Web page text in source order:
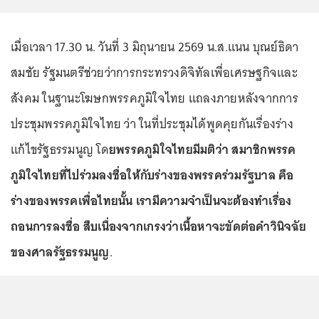
เมื่อเวลา 17.30 น. วันที่ 3 มิถุนายน 2569 น.ส.แนน บุณย์ธิดา
สมชัย รัฐมนตรีช่วยว่าการกระทรวงดิจิทัลเพื่อเศรษฐกิจและ
สังคม ในฐานะโฆษกพรรคภูมิใจไทย แถลงภายหลังจากการ
ประชุมพรรคภูมิใจไทย ว่า ในที่ประชุมได้พูดคุยกันเรื่องร่าง
แก้ไขรัฐธรรมนูญ โดยพรรคภูมิใจไทยมีมติว่า สมาชิกพรรค
ภูมิใจไทยที่ไปร่วมลงชื่อให้กับร่างของพรรคร่วมรัฐบาล คือ
ร่างของพรรคเพื่อไทยนั้น เรามีความจำเป็นจะต้องทำเรื่อง
ถอนการลงชื่อ สืบเนื่องจากเกรงว่าเนื้อหาจะขัดต่อคำวินิจฉัย
ของศาลรัฐธรรมนูญ.